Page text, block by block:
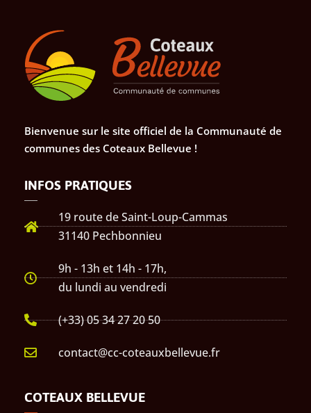
Bienvenue sur le site officiel de la Communauté de
communes des Coteaux Bellevue !
INFOS PRATIQUES
19 route de Saint-Loup-Cammas
31140 Pechbonnieu
9h - 13h et 14h - 17h,
du lundi au vendredi
(+33) 05 34 27 20 50
contact@cc-coteauxbellevue.fr
COTEAUX BELLEVUE